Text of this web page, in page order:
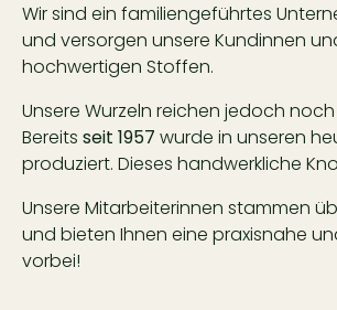
Wir sind ein familiengeführtes
und versorgen unsere Kundinnen
hochwertigen Stoffen.
Unsere Wurzeln reichen jedoch
Bereits seit 1957 wurde in unseren
produziert. Dieses handwerkliche
Unsere Mitarbeiterinnen stammen
und bieten Ihnen eine praxisnahe
vorbei!